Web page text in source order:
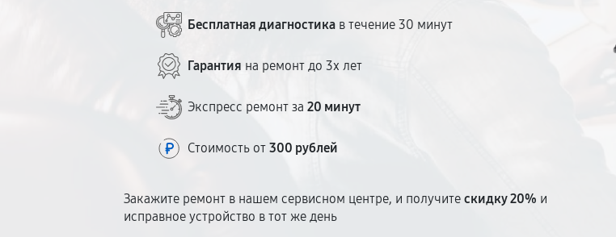
Бесплатная диагностика в течение 30 минут
Гарантия на ремонт до 3х лет
Экспресс ремонт за20 минут
Стоимость от300 рублей
Закажите ремонт в нашем сервисном центре, и получитескидку 20% и
исправное устройство в тот же день